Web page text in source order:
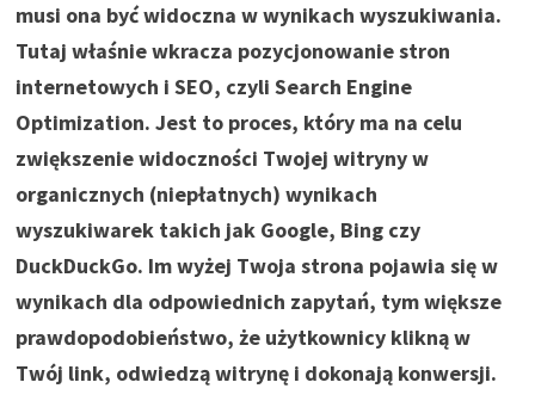
musi ona być widoczna w wynikach wyszukiwania.
Tutaj właśnie wkracza pozycjonowanie stron
internetowych i SEO, czyli Search Engine
Optimization. Jest to proces, który ma na celu
zwiększenie widoczności Twojej witryny w
organicznych (niepłatnych) wynikach
wyszukiwarek takich jak Google, Bing czy
DuckDuckGo. Im wyżej Twoja strona pojawia się w
wynikach dla odpowiednich zapytań, tym większe
prawdopodobieństwo, że użytkownicy klikną w
Twój link, odwiedzą witrynę i dokonają konwersji.